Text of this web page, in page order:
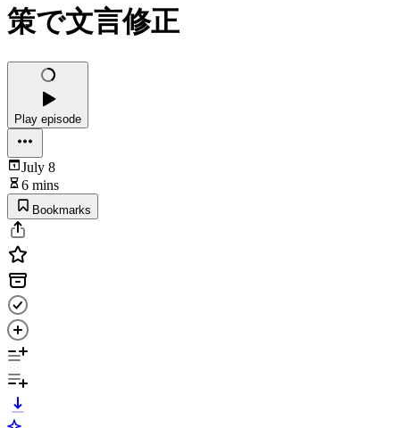
策で文言修正
Play episode
July 8
6 mins
Bookmarks